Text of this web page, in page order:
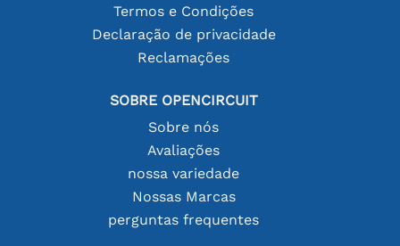
Termos e Condições
Declaração de privacidade
Reclamações
SOBRE OPENCIRCUIT
Sobre nós
Avaliações
nossa variedade
Nossas Marcas
perguntas frequentes